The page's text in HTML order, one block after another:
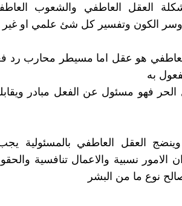
العقل العاطفي والشعوب
وسر الكون وتفسير كل شئ علمي او
هو عقل اما مسيطر محارب رد
به
الحر فهو مسئول عن الفعل مبادر
وينضج العقل العاطفي بالمسئولية
الامور نسبية والاعمال تنافسية
لصالح نوع ما من البشر